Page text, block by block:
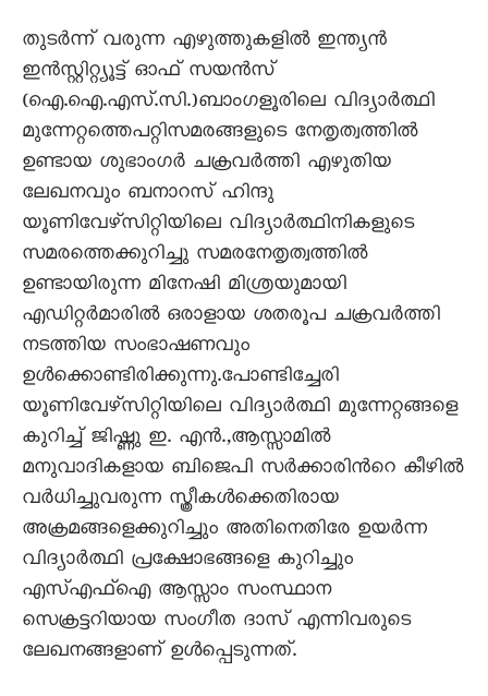
തുടര്‍ന്ന് വരുന്ന എഴുത്തുകളില്‍ ഇന്ത്യന്‍
ഇന്‍സ്റ്റിറ്റ്യൂട്ട് ഓഫ് സയന്‍സ്
(ഐ.ഐ.എസ്.സി.)ബാംഗളൂരിലെ വിദ്യാര്‍ത്ഥി
മുന്നേറ്റത്തെപറ്റിസമരങ്ങളുടെ നേതൃത്വത്തില്‍
ഉണ്ടായ ശുഭാംഗര്‍ ചക്രവര്‍ത്തി എഴുതിയ
ലേഖനവും ബനാറസ് ഹിന്ദു
യൂണിവേഴ്സിറ്റിയിലെ വിദ്യാര്‍ത്ഥിനികളുടെ
സമരത്തെക്കുറിച്ചു സമരനേതൃത്വത്തില്‍
ഉണ്ടായിരുന്ന മിനേഷി മിശ്രയുമായി
എഡിറ്റര്‍മാരില്‍ ഒരാളായ ശതരൂപ ചക്രവര്‍ത്തി
നടത്തിയ സംഭാഷണവും
ഉള്‍ക്കൊണ്ടിരിക്കുന്നു.പോണ്ടിച്ചേരി
യൂണിവേഴ്സിറ്റിയിലെ വിദ്യാര്‍ത്ഥി മുന്നേറ്റങ്ങളെ
കുറിച്ച് ജിഷ്ണു ഇ. എന്‍.,ആസ്സാമില്‍
മനുവാദികളായ ബിജെപി സര്‍ക്കാരിന്‍റെ കീഴില്‍
വര്‍ധിച്ചുവരുന്ന സ്ത്രീകള്‍ക്കെതിരായ
അക്രമങ്ങളെക്കുറിച്ചും അതിനെതിരേ ഉയര്‍ന്ന
വിദ്യാര്‍ത്ഥി പ്രക്ഷോഭങ്ങളെ കുറിച്ചും
എസ്എഫ്ഐ ആസ്സാം സംസ്ഥാന
സെക്രട്ടറിയായ സംഗീത ദാസ് എന്നിവരുടെ
ലേഖനങ്ങളാണ് ഉള്‍പ്പെടുന്നത്.